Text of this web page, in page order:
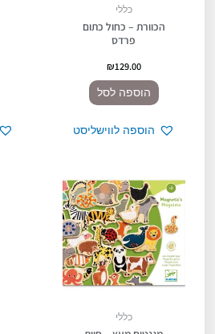
כללי
הכוורת – כחול כתום
פרדס
₪129.00
הוספה לסל
הוספה לווישליסט
כללי